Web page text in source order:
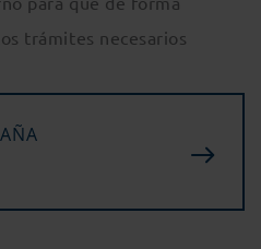
trámites necesarios